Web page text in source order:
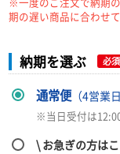
期の遅い商品に合わせ
納期を選ぶ 必須
通常便（4営業
※当日受付は
\ お急ぎの方は